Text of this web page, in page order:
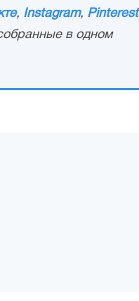
, Instagram, Pinterest
в одном